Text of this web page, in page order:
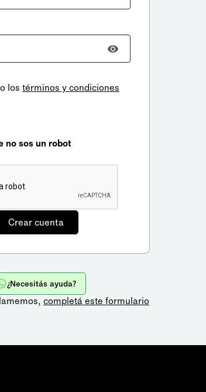
los términos y condiciones
no sos un robot
¿Necesitás ayuda?
completá este formulario